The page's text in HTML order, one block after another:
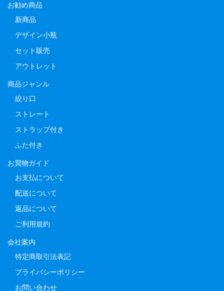
お勧め商品
新商品
デザイン小瓶
セット販売
アウトレット
商品ジャンル
絞り口
ストレート
ストラップ付き
ふた付き
お買物ガイド
お支払について
配送について
返品について
ご利用規約
会社案内
特定商取引法表記
プライバシーポリシー
お問い合わせ